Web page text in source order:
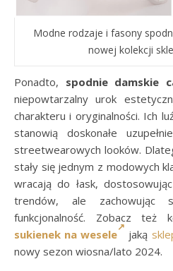
Modne rodzaje i fasony
nowej kolekcji
Ponadto, spodnie damskie
niepowtarzalny urok
charakteru i oryginalności. Ich
stanowią doskonałe
streetwearowych looków.
stały się jednym z modowych
wracają do łask,
trendów, ale zachowując
funkcjonalność. Zobacz też
sukienek na wesele
jaką
nowy sezon wiosna/lato 2024.